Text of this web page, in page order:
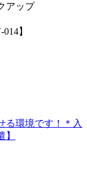
アップ
】
る環境です！＊入